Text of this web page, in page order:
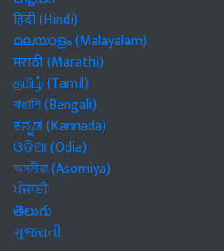
हिंदी (Hindi)
മലയാളം (Malayalam)
मराठी (Marathi)
தமிழ் (Tamil)
বাঙালি (Bengali)
ಕನ್ನಡ (Kannada)
ଓଡିଆ (Odia)
অসমীয়া (Asomiya)
ਪੰਜਾਬੀ
తెలుగు
ગુજરાતી